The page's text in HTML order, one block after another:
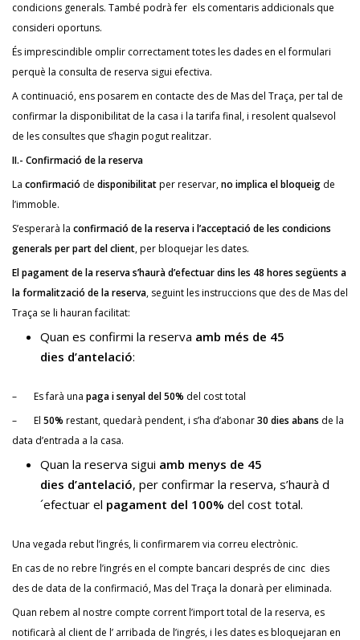
condicions generals. També podrà fer els comentaris addicionals que
consideri oportuns.
És imprescindible omplir correctament totes les dades en el formulari
perquè la consulta de reserva sigui efectiva.
A continuació, ens posarem en contacte des de Mas del Traça, per tal de
confirmar la disponibilitat de la casa i la tarifa final, i resolent qualsevol
de les consultes que s’hagin pogut realitzar.
II.- Confirmació de la reserva
La confirmació de disponibilitatper reservar,no implica el bloqueig de
l’immoble.
S’esperarà la confirmació de la reserva i l’acceptació de les condicions
generals per part del client, per bloquejar les dates.
El pagament de la reserva s’haurà d’efectuar dins les 48 hores següents a
la formalització de la reserva, seguint les instruccions que des de Mas del
Traça se li hauran facilitat:
Quan es confirmi la reserva amb més de 45
dies d’antelació:
– Es farà una paga i senyal del 50% del cost total
– El 50% restant, quedarà pendent, i s’ha d’abonar30 dies abans de la
data d’entrada a la casa.
Quan la reserva sigui amb menys de 45
dies d’antelació, per confirmar la reserva, s’haurà d
´efectuar el pagament del 100% del cost total.
Una vegada rebut l’ingrés, li confirmarem via correu electrònic.
En cas de no rebre l’ingrés en el compte bancari després de cinc dies
des de data de la confirmació, Mas del Traça la donarà per eliminada.
Quan rebem al nostre compte corrent l’import total de la reserva, es
notificarà al client de l’ arribada de l’ingrés, i les dates es bloquejaran en